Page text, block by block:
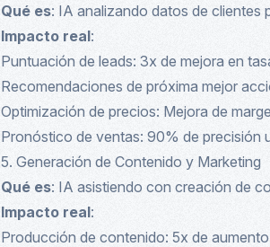
Qué es: IA analizando datos de clientes
Impacto real:
Puntuación de leads: 3x de mejora en
Recomendaciones de próxima mejor
Optimización de precios: Mejora de
Pronóstico de ventas: 90% de precisión
5. Generación de Contenido y Marketing
Qué es: IA asistiendo con creación de
Impacto real:
Producción de contenido: 5x de